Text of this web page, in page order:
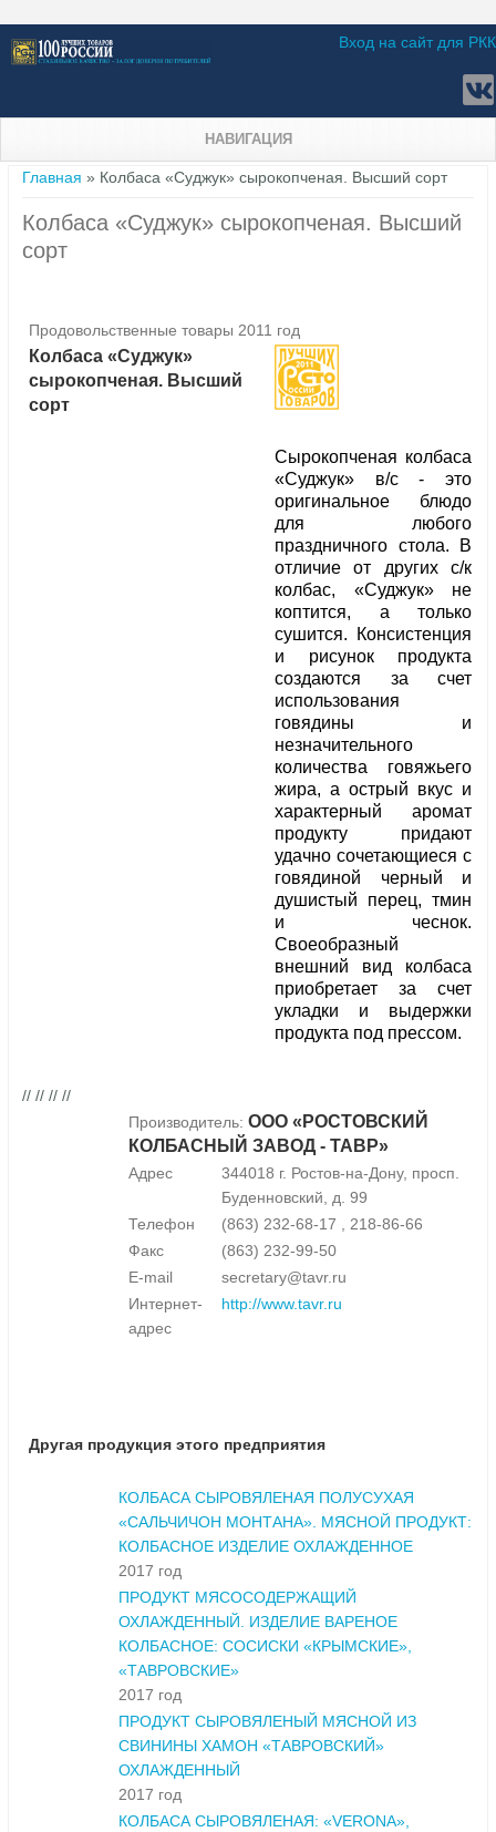
Вход на сайт для РКК
НАВИГАЦИЯ
Вы здесь
Главная » Колбаса «Суджук» сырокопченая. Высший сорт
Колбаса «Суджук» сырокопченая. Высший
сорт
Продовольственные товары 2011 год
Колбаса «Суджук»
сырокопченая. Высший
сорт
Сырокопченая колбаса
«Суджук» в/с - это
оригинальное блюдо
для любого
праздничного стола. В
отличие от других с/к
колбас, «Суджук» не
коптится, а только
сушится. Консистенция
и рисунок продукта
создаются за счет
использования
говядины и
незначительного
количества говяжьего
жира, а острый вкус и
характерный аромат
продукту придают
удачно сочетающиеся с
говядиной черный и
душистый перец, тмин
и чеснок.
Своеобразный
внешний вид колбаса
приобретает за счет
укладки и выдержки
продукта под прессом.
// // // //
Производитель: ООО «РОСТОВСКИЙ
КОЛБАСНЫЙ ЗАВОД - ТАВР»
Адрес
344018 г. Ростов-на-Дону, просп.
Буденновский, д. 99
Телефон
(863) 232-68-17 , 218-86-66
Факс
(863) 232-99-50
E-mail
secretary@tavr.ru
Интернет-
адрес
http://www.tavr.ru
Другая продукция этого предприятия
КОЛБАСА СЫРОВЯЛЕНАЯ ПОЛУСУХАЯ
«САЛЬЧИЧОН МОНТАНА». МЯСНОЙ ПРОДУКТ:
КОЛБАСНОЕ ИЗДЕЛИЕ ОХЛАЖДЕННОЕ
2017 год
ПРОДУКТ МЯСОСОДЕРЖАЩИЙ
ОХЛАЖДЕННЫЙ. ИЗДЕЛИЕ ВАРЕНОЕ
КОЛБАСНОЕ: СОСИСКИ «КРЫМСКИЕ»,
«ТАВРОВСКИЕ»
2017 год
ПРОДУКТ СЫРОВЯЛЕНЫЙ МЯСНОЙ ИЗ
СВИНИНЫ ХАМОН «ТАВРОВСКИЙ»
ОХЛАЖДЕННЫЙ
2017 год
КОЛБАСА СЫРОВЯЛЕНАЯ: «VERONA»,